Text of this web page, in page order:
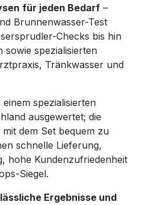
für jeden Bedarf –
Brunnenwasser-Test
Checks bis hin
sowie spezialisierten
Tränkwasser und
spezialisierten
ausgewertet; die
dem Set bequem zu
schnelle Lieferung,
hohe Kundenzufriedenheit
Siegel.
Ergebnisse und